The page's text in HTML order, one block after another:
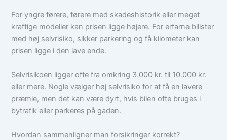
For yngre førere, førere med skadeshistorik eller meget
kraftige modeller kan prisen ligge højere. For erfarne bilister
med høj selvrisiko, sikker parkering og få kilometer kan
prisen ligge i den lave ende.
Selvrisikoen ligger ofte fra omkring 3.000 kr. til 10.000 kr.
eller mere. Nogle vælger høj selvrisiko for at få en lavere
præmie, men det kan være dyrt, hvis bilen ofte bruges i
bytrafik eller parkeres på gaden.
Hvordan sammenligner man forsikringer korrekt?